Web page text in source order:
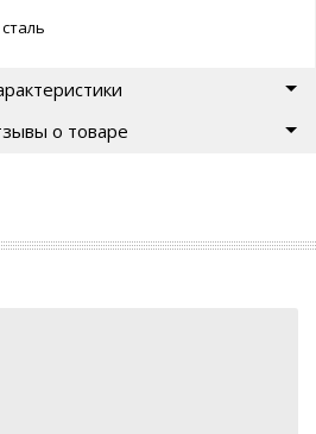
о товаре